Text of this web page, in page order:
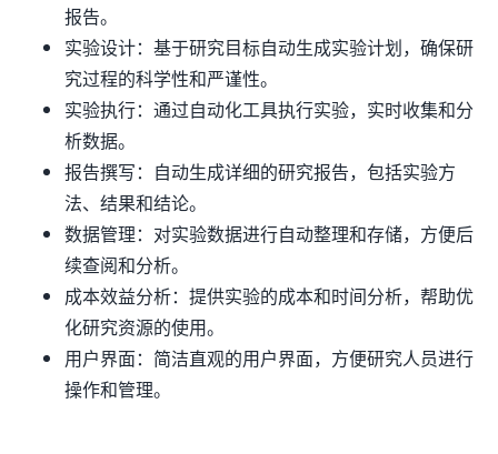
报告。
实验设计：基于研究目标自动生成实验计划，确保研
究过程的科学性和严谨性。
实验执行：通过自动化工具执行实验，实时收集和分
析数据。
报告撰写：自动生成详细的研究报告，包括实验方
法、结果和结论。
数据管理：对实验数据进行自动整理和存储，方便后
续查阅和分析。
成本效益分析：提供实验的成本和时间分析，帮助优
化研究资源的使用。
用户界面：简洁直观的用户界面，方便研究人员进行
操作和管理。